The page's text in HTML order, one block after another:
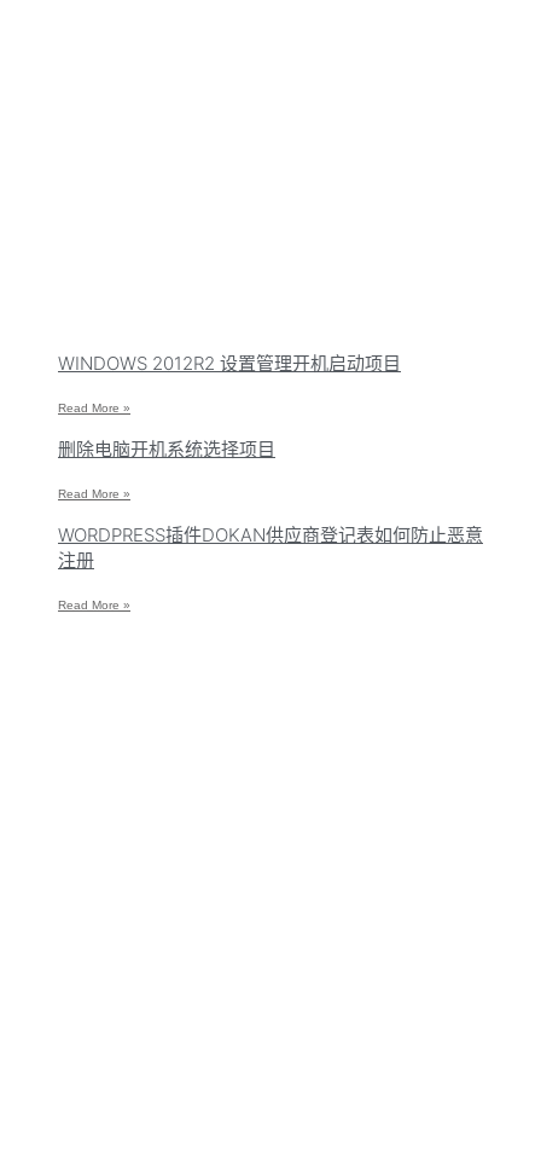
WINDOWS 2012R2 设置管理开机启动项目
Read More »
删除电脑开机系统选择项目
Read More »
WORDPRESS插件DOKAN供应商登记表如何防止恶意
注册
Read More »